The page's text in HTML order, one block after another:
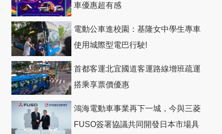
車優惠超有感
電動公車進校園：基隆女中學生專車
使用城際型電巴行駛!
首都客運北宜國道客運路線增班疏運
搭乘享票價優惠
鴻海電動車事業再下一城，今與三菱
FUSO簽署協議共同開發日本市場具